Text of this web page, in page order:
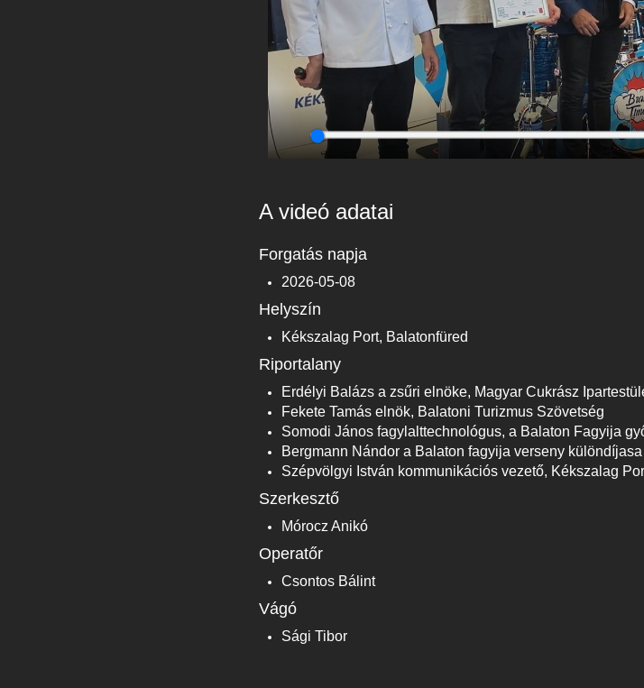
A videó adatai
Forgatás napja
2026-05-08
Helyszín
Kékszalag Port, Balatonfüred
Riportalany
Erdélyi Balázs a zsűri elnöke, Magyar Cukrász
Fekete Tamás elnök, Balatoni Turizmus Szövetség
Somodi János fagylalttechnológus, a Balaton Fagyija
Bergmann Nándor a Balaton fagyija verseny különdíjasa
Szépvölgyi István kommunikációs vezető, Kékszalag
Szerkesztő
Mórocz Anikó
Operatőr
Csontos Bálint
Vágó
Sági Tibor